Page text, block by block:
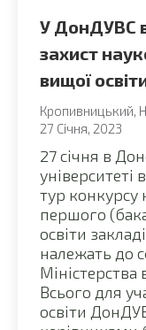
У ДонДУВС
захист
вищої
Кропивницький
27 Січня, 2023
27 січня в
університеті
тур конкурсу
першого
освіти
належать до
Міністерства
Всього для
освіти